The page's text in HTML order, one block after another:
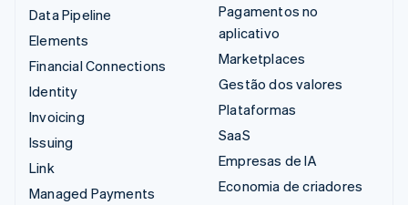
Data Pipeline
Elements
Financial Connections
Identity
Invoicing
Issuing
Link
Managed Payments
Pagamentos no
aplicativo
Marketplaces
Gestão dos valores
Plataformas
SaaS
Empresas de IA
Economia de criadores